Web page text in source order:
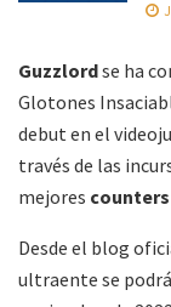
Guzzlordse ha
Glotones
debut en el
través de las
mejores counters
Desde el blog
ultraente se